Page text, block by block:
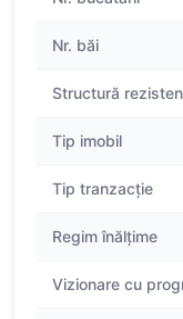
Nr. băi
Structură
Tip imobil
Tip tranzacție
Regim înălțime
Vizionare cu